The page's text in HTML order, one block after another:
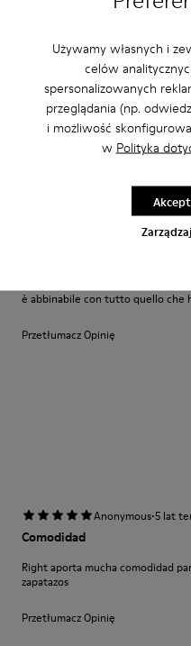
Używamy własnych i
celów
spersonalizowanych
przeglądania (np.
i możliwość
w Polityka
Przetłumacz Opinię
Anonymous·6 lat
è abbinabile con tutto quello che
Przetłumacz Opinię
Anonymous·5 lat
Comodidad
Right aporta mucha comodidad
zapatazos
Przetłumacz Opinię